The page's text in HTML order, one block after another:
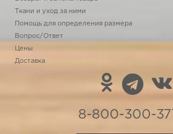
Ткани и уход за ними
Помощь для определения размера
Вопрос/Ответ
Цены
Доставка
8-800-300-